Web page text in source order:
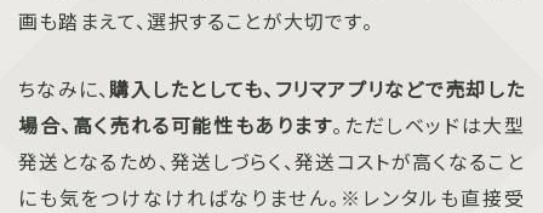
画も踏まえて、選択することが大切です。
ちなみに、 購入したとしても、フリマアプリなどで売却した
場合、高く売れる可能性もあります。ただしベッドは大型
発送となるため、発送しづらく、発送コストが高くなること
にも気をつけなければなりません。※レンタルも直接受